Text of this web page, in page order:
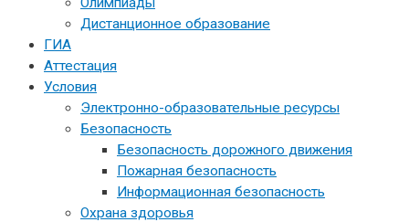
Дистанционное образование
ГИА
Аттестация
Условия
Электронно-образовательные ресурсы
Безопасность
Безопасность дорожного движения
Пожарная безопасность
Информационная безопасность
Охрана здоровья